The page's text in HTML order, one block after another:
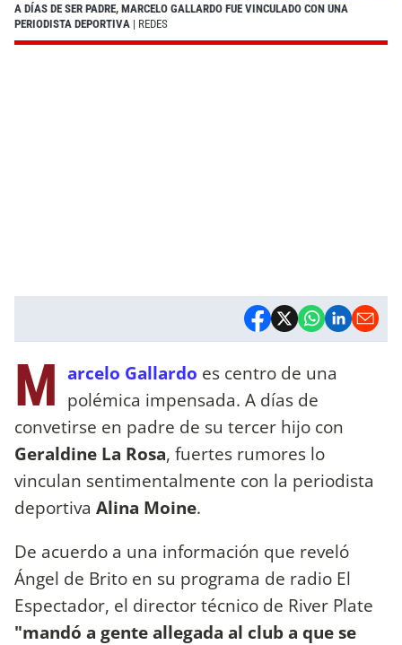
A DÍAS DE SER PADRE, MARCELO GALLARDO FUE VINCULADO CON UNA
PERIODISTA DEPORTIVA | REDES
M arcelo Gallardo es centro de una
polémica impensada. A días de
convetirse en padre de su tercer hijo con
Geraldine La Rosa, fuertes rumores lo
vinculan sentimentalmente con la periodista
deportiva Alina Moine.
De acuerdo a una información que reveló
Ángel de Brito en su programa de radio El
Espectador, el director técnico de River Plate
"mandó a gente allegada al club a que se